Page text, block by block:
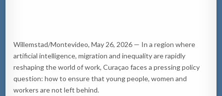
Willemstad/Montevideo, May 26, 2026 — In a region where
artificial intelligence, migration and inequality are rapidly
reshaping the world of work, Curaçao faces a pressing policy
question: how to ensure that young people, women and
workers are not left behind.